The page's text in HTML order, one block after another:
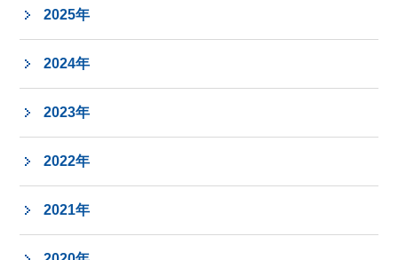
2025年
2024年
2023年
2022年
2021年